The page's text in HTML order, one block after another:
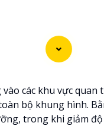
các khu vực
bộ khung hình.
trong khi giảm